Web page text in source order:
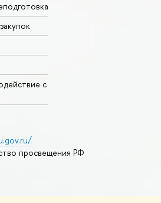
с
просвещения РФ